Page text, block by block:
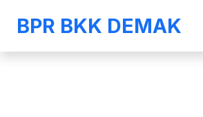
BPR BKK DEMAK